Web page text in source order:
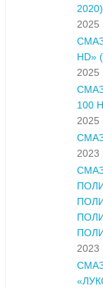
2020)
2025
HD»
2025
100
2025
2023
2023